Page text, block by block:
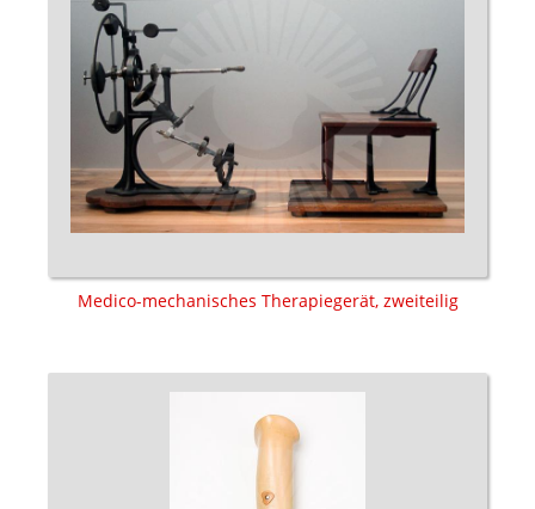
Medico-mechanisches Therapiegerät, zweiteilig